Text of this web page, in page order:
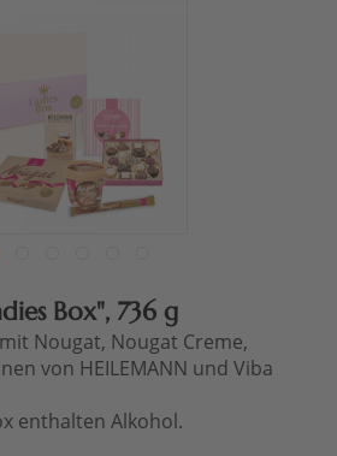
Box", 736 g
Nougat, Nougat Creme,
von HEILEMANN und Viba
enthalten Alkohol.